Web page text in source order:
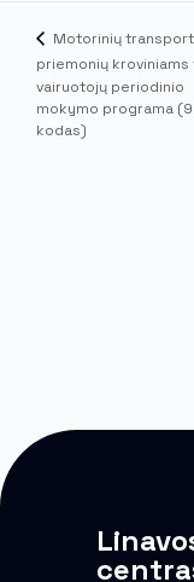
Motorinių
priemonių kroviniams
vairuotojų periodinio
mokymo programa
kodas)